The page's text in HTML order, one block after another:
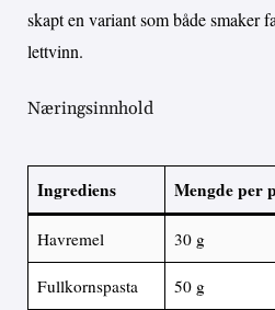
skapt en variant som både smaker
lettvinn.
Næringsinnhold
Ingrediens Mengde per
Havremel 30 g
Fullkornspasta 50 g